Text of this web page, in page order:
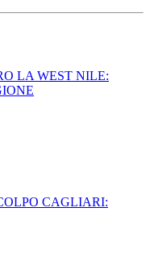
LA WEST NILE:
CAGLIARI: